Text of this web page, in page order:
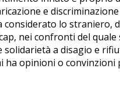
e
considerato lo straniero,
nei confronti del
solidarietà a disagio e
ha opinioni o